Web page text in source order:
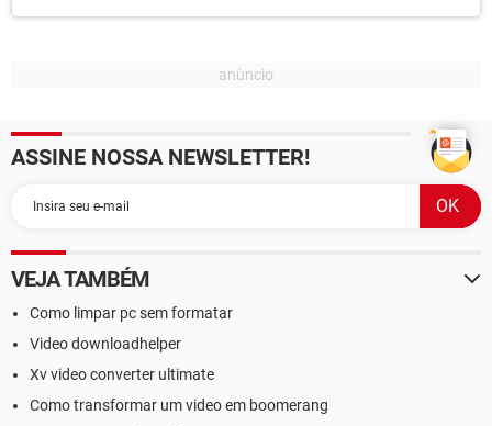
ASSINE NOSSA NEWSLETTER!
VEJA TAMBÉM
Como limpar pc sem formatar
Video downloadhelper
Xv video converter ultimate
Como transformar um video em boomerang